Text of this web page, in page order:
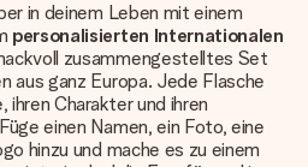
in deinem Leben mit einem
personalisierten Internationalen
zusammengestelltes Set
aus ganz Europa. Jede Flasche
Charakter und ihren
einen Namen, ein Foto, eine
hinzu und mache es zu einem